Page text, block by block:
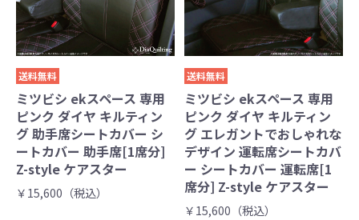
送料無料
ミツビシ ekスペース 専用
ピンク ダイヤ キルティン
グ 助手席シートカバー シ
ートカバー 助手席[1席分]
Z-style ケアスター
￥15,600（税込）
送料無料
ミツビシ ekスペース 専用
ピンク ダイヤ キルティン
グ エレガントでおしゃれな
デザイン 運転席シートカバ
ー シートカバー 運転席[1
席分] Z-style ケアスター
￥15,600（税込）